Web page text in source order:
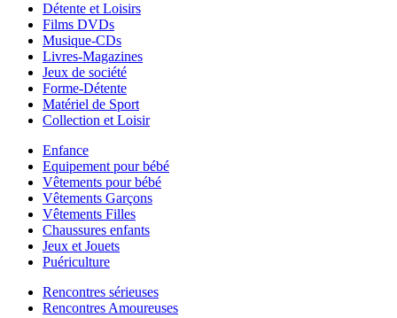
Détente et Loisirs
Films DVDs
Musique-CDs
Livres-Magazines
Jeux de société
Forme-Détente
Matériel de Sport
Collection et Loisir
Enfance
Equipement pour bébé
Vêtements pour bébé
Vêtements Garçons
Vêtements Filles
Chaussures enfants
Jeux et Jouets
Puériculture
Rencontres sérieuses
Rencontres Amoureuses